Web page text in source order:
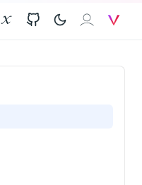
GitHub 𝐗𝐀𝐈